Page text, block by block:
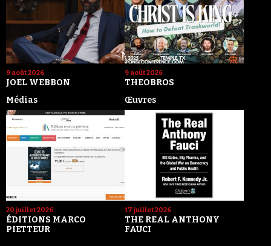
9 août 2026
JOEL WEBBON
9 août 2026
THEOBROS
Médias
20 juillet 2026
ÉDITIONS MARCO
PIETTEUR
Œuvres
17 juillet 2026
THE REAL ANTHONY
FAUCI